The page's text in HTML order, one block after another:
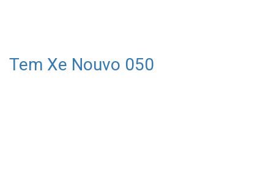
Tem Xe Nouvo 050